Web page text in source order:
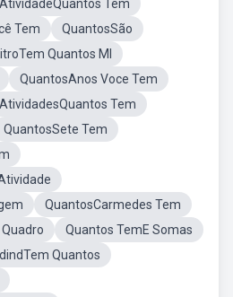
AtividadeQuantos Tem
Tem
QuantosSão
Quantos Ml
QuantosAnos Voce Tem
AtividadesQuantos Tem
QuantosSete Tem
QuantosCarmedes Tem
Quantos TemE Somas
Quantos